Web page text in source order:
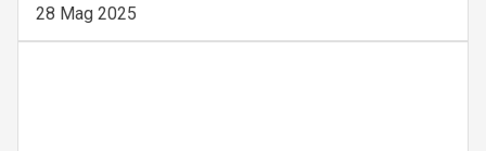
28 Mag 2025